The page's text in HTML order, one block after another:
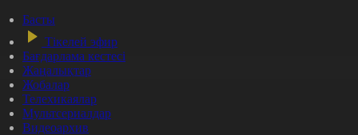
Басты
Тікелей эфир
Бағдарлама кестесі
Жаңалықтар
Жобалар
Телехикаялар
Мультсериалдар
Видеоархив